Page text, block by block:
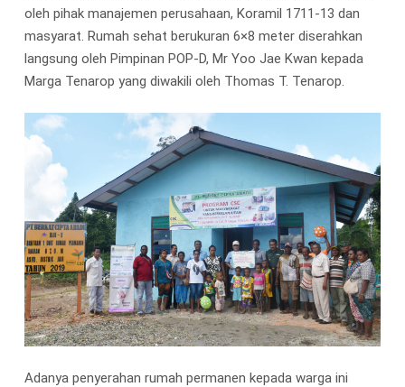
oleh pihak manajemen perusahaan, Koramil 1711-13 dan
masyarat. Rumah sehat berukuran 6×8 meter diserahkan
langsung oleh Pimpinan POP-D, Mr Yoo Jae Kwan kepada
Marga Tenarop yang diwakili oleh Thomas T. Tenarop.
Adanya penyerahan rumah permanen kepada warga ini